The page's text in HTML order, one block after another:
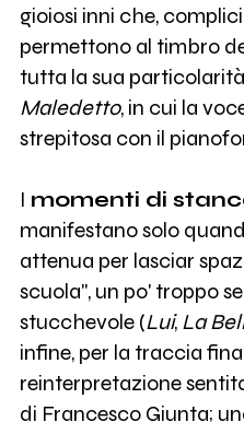
gioiosi inni che,
permettono al timbro
tutta la sua
Maledetto, in cui la
strepitosa con il
I momenti di
manifestano solo
attenua per lasciar
scuola", un po' troppo
stucchevole (Lui, La
infine, per la traccia
reinterpretazione
di Francesco Giunta;